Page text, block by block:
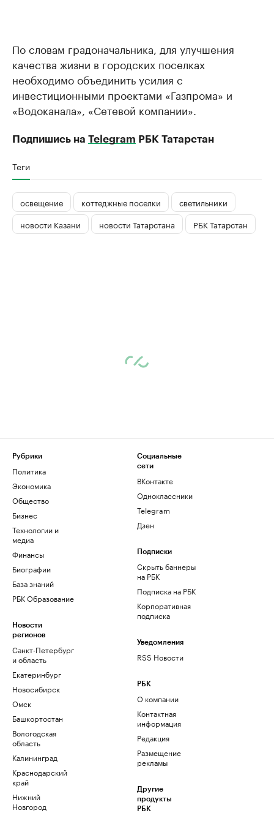
По словам градоначальника, для улучшения
качества жизни в городских поселках
необходимо объединить усилия с
инвестиционными проектами «Газпрома» и
«Водоканала», «Сетевой компании».
Подпишись на Telegram РБК Татарстан
Теги
освещение коттеджные поселки
светильники
новости Казани
новости Татарстана РБК Татарстан
Рубрики
Политика
Экономика
Общество
Бизнес
Технологии и
медиа
Финансы
Биографии
База знаний
РБК Образование
Новости
регионов
Санкт-Петербург
и область
Екатеринбург
Новосибирск
Омск
Башкортостан
Вологодская
область
Калининград
Краснодарский
край
Нижний
Новгород
Социальные
сети
ВКонтакте
Одноклассники
Telegram
Дзен
Подписки
Скрыть баннеры
на РБК
Подписка на РБК
Корпоративная
подписка
Уведомления
RSS Новости
РБК
О компании
Контактная
информация
Редакция
Размещение
рекламы
Другие
продукты
РБК